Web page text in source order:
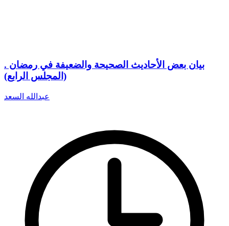
بيان بعض الأحاديث الصحيحة والضعيفة في رمضان .
(المجلس الرابع)
عبدالله السعد